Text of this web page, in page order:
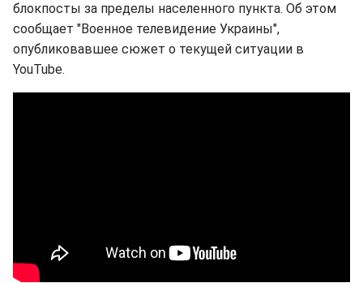
блокпосты за пределы населенного пункта. Об этом
сообщает "Военное телевидение Украины",
опубликовавшее сюжет о текущей ситуации в
YouTube.